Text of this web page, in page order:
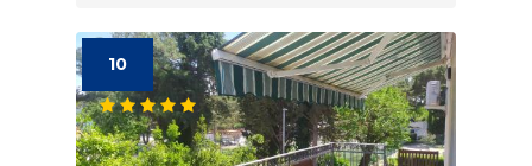
10